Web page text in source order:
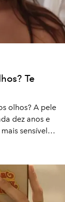
Te
olhos? A pele
dez anos e
sensível,